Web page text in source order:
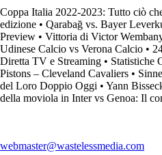
Coppa Italia 2022-2023: Tutto ciò
edizione • Qarabağ vs. Bayer
Preview • Vittoria di Victor
Udinese Calcio vs Verona Calcio •
Diretta TV e Streaming • Statistiche
Pistons – Cleveland Cavaliers •
del Loro Doppio Oggi • Yann
della moviola in Inter vs Genoa: Il
webmaster@wastelessmedia.com